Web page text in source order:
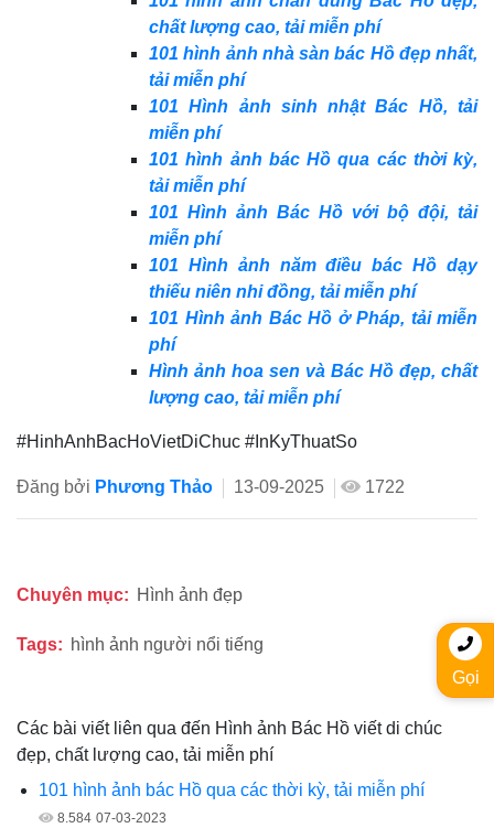
chất lượng cao, tải miễn phí
101 hình ảnh nhà sàn bác Hồ đẹp nhất,
tải miễn phí
101 Hình ảnh sinh nhật Bác Hồ, tải
miễn phí
101 hình ảnh bác Hồ qua các thời kỳ,
tải miễn phí
101 Hình ảnh Bác Hồ với bộ đội, tải
miễn phí
101 Hình ảnh năm điều bác Hồ dạy
thiếu niên nhi đồng, tải miễn phí
101 Hình ảnh Bác Hồ ở Pháp, tải miễn
phí
Hình ảnh hoa sen và Bác Hồ đẹp, chất
lượng cao, tải miễn phí
#HinhAnhBacHoVietDiChuc #InKyThuatSo
Đăng bởi Phương Thảo 13-09-2025 1722
Chuyên mục: Hình ảnh đẹp
Tags: hình ảnh người nổi tiếng
Các bài viết liên qua đến Hình ảnh Bác Hồ viết di chúc
đẹp, chất lượng cao, tải miễn phí
101 hình ảnh bác Hồ qua các thời kỳ, tải miễn phí
8.584 07-03-2023
Gọi